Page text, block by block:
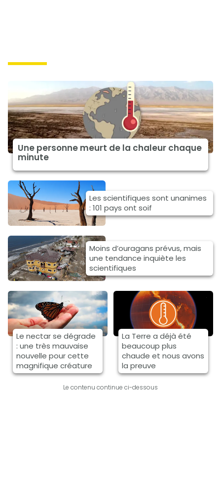
Une personne meurt de la chaleur chaque
minute
Les scientifiques sont unanimes
: 101 pays ont soif
Moins d’ouragans prévus, mais
une tendance inquiète les
scientifiques
Le nectar se dégrade
: une très mauvaise
nouvelle pour cette
magnifique créature
La Terre a déjà été
beaucoup plus
chaude et nous avons
la preuve
Le contenu continue ci-dessous